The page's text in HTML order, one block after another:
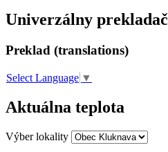
Univerzálny prekladač
Preklad (translations)
Select Language ▼
Aktuálna teplota
Výber lokality